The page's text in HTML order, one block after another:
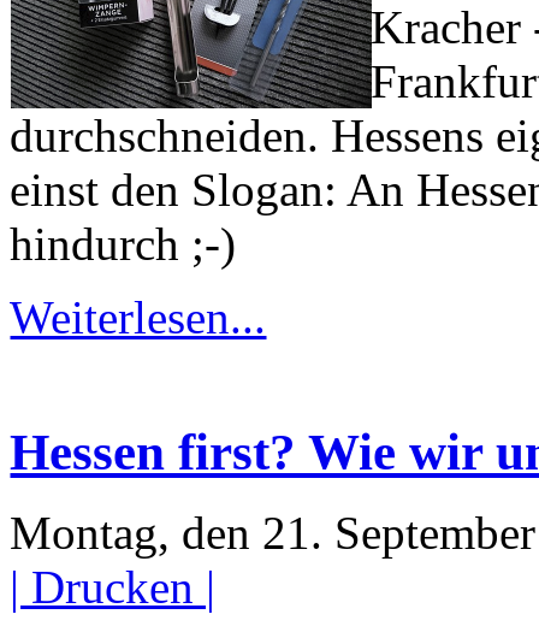
Kracher
durchschneiden. Hessens
einst den Slogan: An
hindurch ;-)
Weiterlesen...
Hessen first? Wie wir
Montag, den 21.
| Drucken |